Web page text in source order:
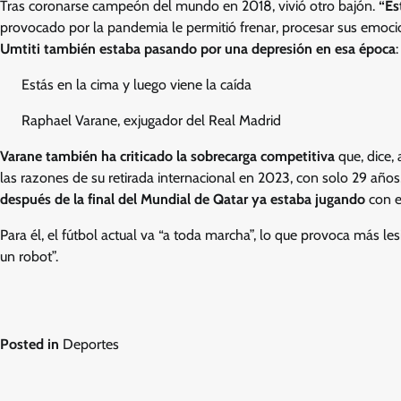
Tras coronarse campeón del mundo en 2018, vivió otro bajón.
provocado por la pandemia le permitió frenar, procesar sus
Umtiti también estaba pasando por una depresión en esa época
Estás en la cima y luego viene la caída
Raphael Varane, exjugador del Real Madrid
Varane también ha criticado la sobrecarga competitiva que,
las razones de su retirada internacional en 2023, con solo 29
después de la final del Mundial de Qatar ya estaba jugando con
Para él, el fútbol actual va “a toda marcha”, lo que provoca más
un robot”.
Posted in Deportes